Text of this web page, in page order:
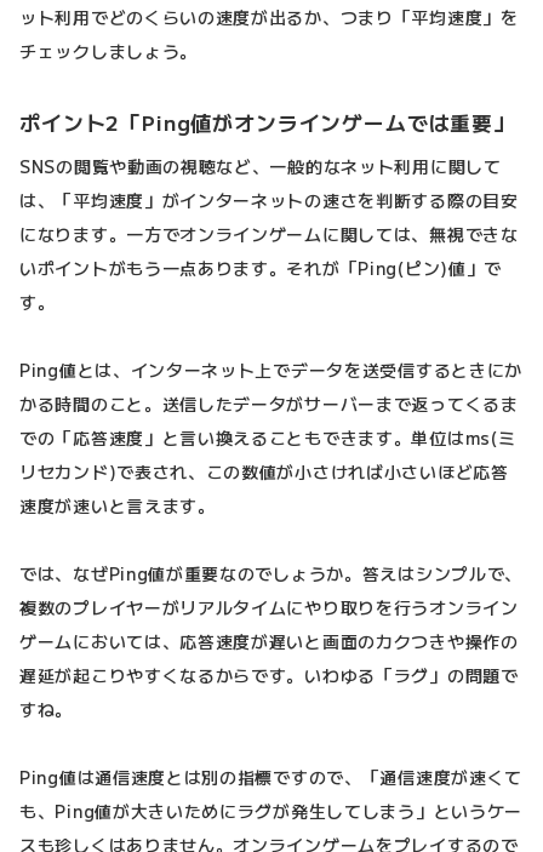
ット利用でどのくらいの速度が出るか、つまり「平均速度」を
チェックしましょう。
ポイント2「Ping値がオンラインゲームでは重要」
SNSの閲覧や動画の視聴など、一般的なネット利用に関して
は、「平均速度」がインターネットの速さを判断する際の目安
になります。一方でオンラインゲームに関しては、無視できな
いポイントがもう一点あります。それが「Ping(ピン)値」で
す。
Ping値とは、インターネット上でデータを送受信するときにか
かる時間のこと。送信したデータがサーバーまで返ってくるま
での「応答速度」と言い換えることもできます。単位はms(ミ
リセカンド)で表され、この数値が小さければ小さいほど応答
速度が速いと言えます。
では、なぜPing値が重要なのでしょうか。答えはシンプルで、
複数のプレイヤーがリアルタイムにやり取りを行うオンライン
ゲームにおいては、応答速度が遅いと画面のカクつきや操作の
遅延が起こりやすくなるからです。いわゆる「ラグ」の問題で
すね。
Ping値は通信速度とは別の指標ですので、「通信速度が速くて
も、Ping値が大きいためにラグが発生してしまう」というケー
スも珍しくはありません。オンラインゲームをプレイするので